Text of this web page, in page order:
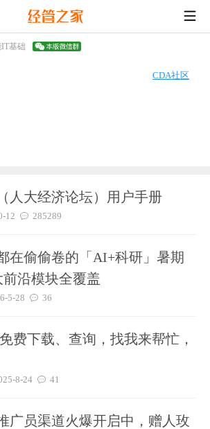
IT基础
CDA社区
人大经济论坛）用户手册
12 285289
在偷偷卷的「AI+科研」暑期
沿模块全覆盖
5-28 36
费下载、查询，找我来帮忙，
8-24 41
广员渠道火爆开启中，赠人玫